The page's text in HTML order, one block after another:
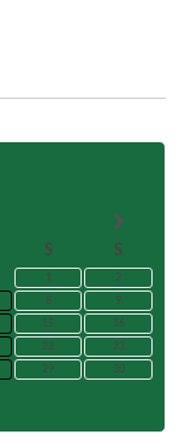
S S
1
2
8
9
15
16
22
23
29
30